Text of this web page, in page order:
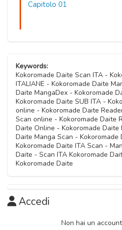
Capitolo 01
Keywords:
Kokoromade Daite Scan ITA -
ITALIANE - Kokoromade Daite
Daite MangaDex - Kokoromade
Kokoromade Daite SUB ITA -
online - Kokoromade Daite
Scan online - Kokoromade Daite
Daite Online - Kokoromade Daite
Daite Manga Scan -
Kokoromade Daite ITA Scan -
Daite - Scan ITA Kokoromade
Kokoromade Daite
Accedi
Non hai un